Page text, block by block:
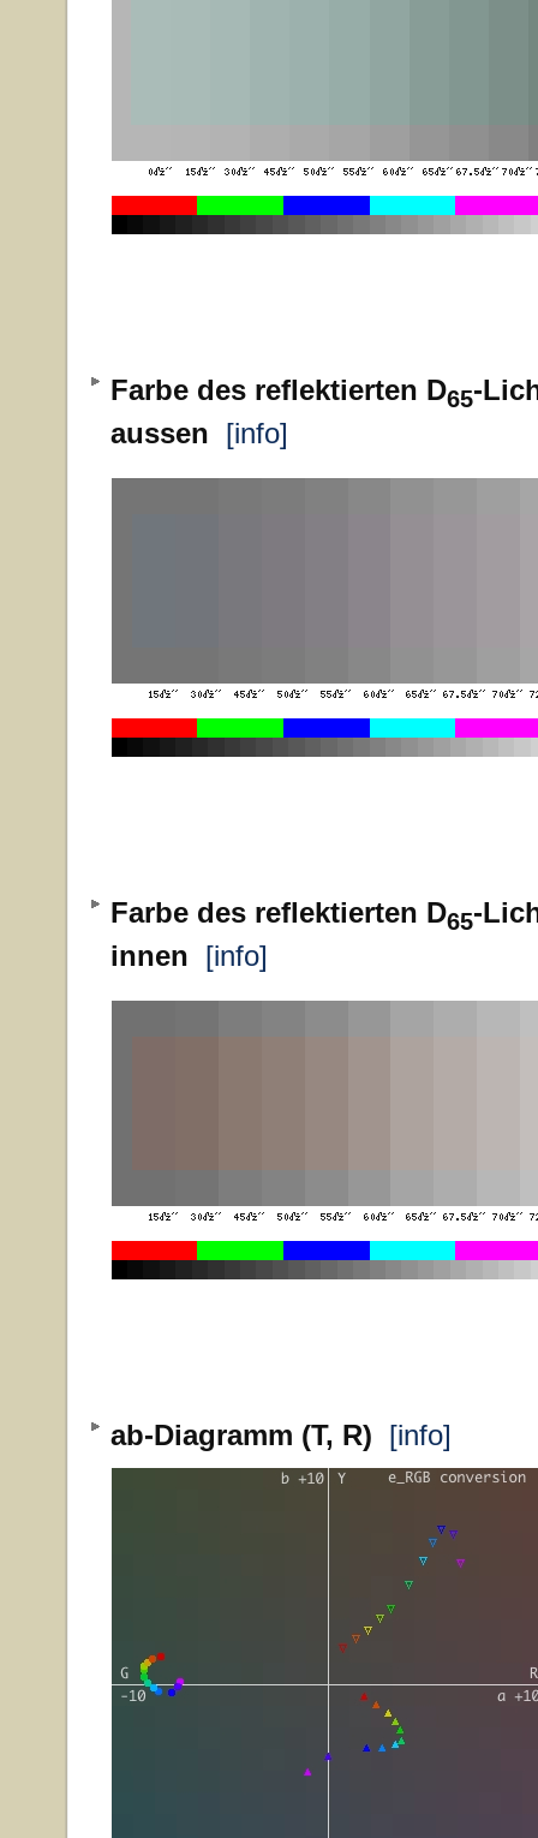
Farbe des reflektierten D65-
aussen
[info]
Farbe des reflektierten D65-
innen [info]
ab-Diagramm (T, R) [info]